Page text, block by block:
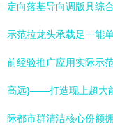
定向落基导向调版具综
示范拉龙头承载足一能
前经验推广应用实际示
高远}——打造现上超大
际都市群清洁核心份额